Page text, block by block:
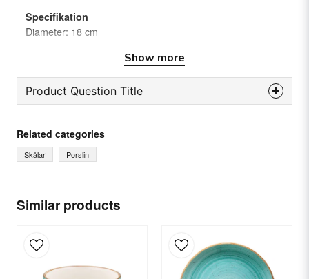
Similar products
Specifikation
Diameter: 18 cm
Serie: Bonna Aqua
Show more
Product Question Title
Ask us something about this product...
Name
email
Email
Related categories
Skålar Porslin